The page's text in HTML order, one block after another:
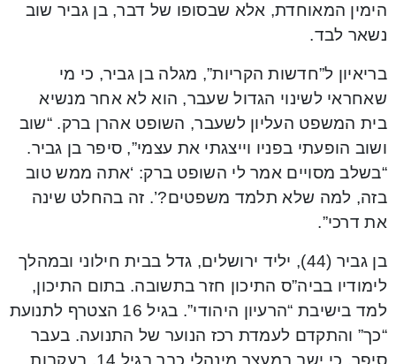
הימין המאוחדת, אלא שבסופו של דבר, בן גביר שוב
נשאר לבד.
בריאיון ל”חדשות הקריות”, מגלה בן גביר, כי מי
שאחראי לשינוי הגדול שעבר, הוא לא אחר מנשיא
בית המשפט העליון לשעבר, השופט אהרן ברק. “שוב
ושוב הופעתי בפניו וייצגתי את עצמי”, סיפר בן גביר.
“בשלב מסויים אמר לי השופט ברק: ‘אתה ממש טוב
בזה, למה שלא תלמד משפטים?’. זה בהחלט שינה
את דרכי”.
בן גביר (44), יליד ירושלים, גדל בבית חילוני ובמהלך
לימודיו בביה”ס התיכון חזר בתשובה. בתום התיכון,
למד בישיבת “הרעיון היהודי”. בגיל 16 הצטרף לתנועת
“כך” והתקדם לעמדת רכז הנוער של התנועה. בעבר
סיפר, כי ישב במעצר מינהלי כבר בגיל 14. בעקבות